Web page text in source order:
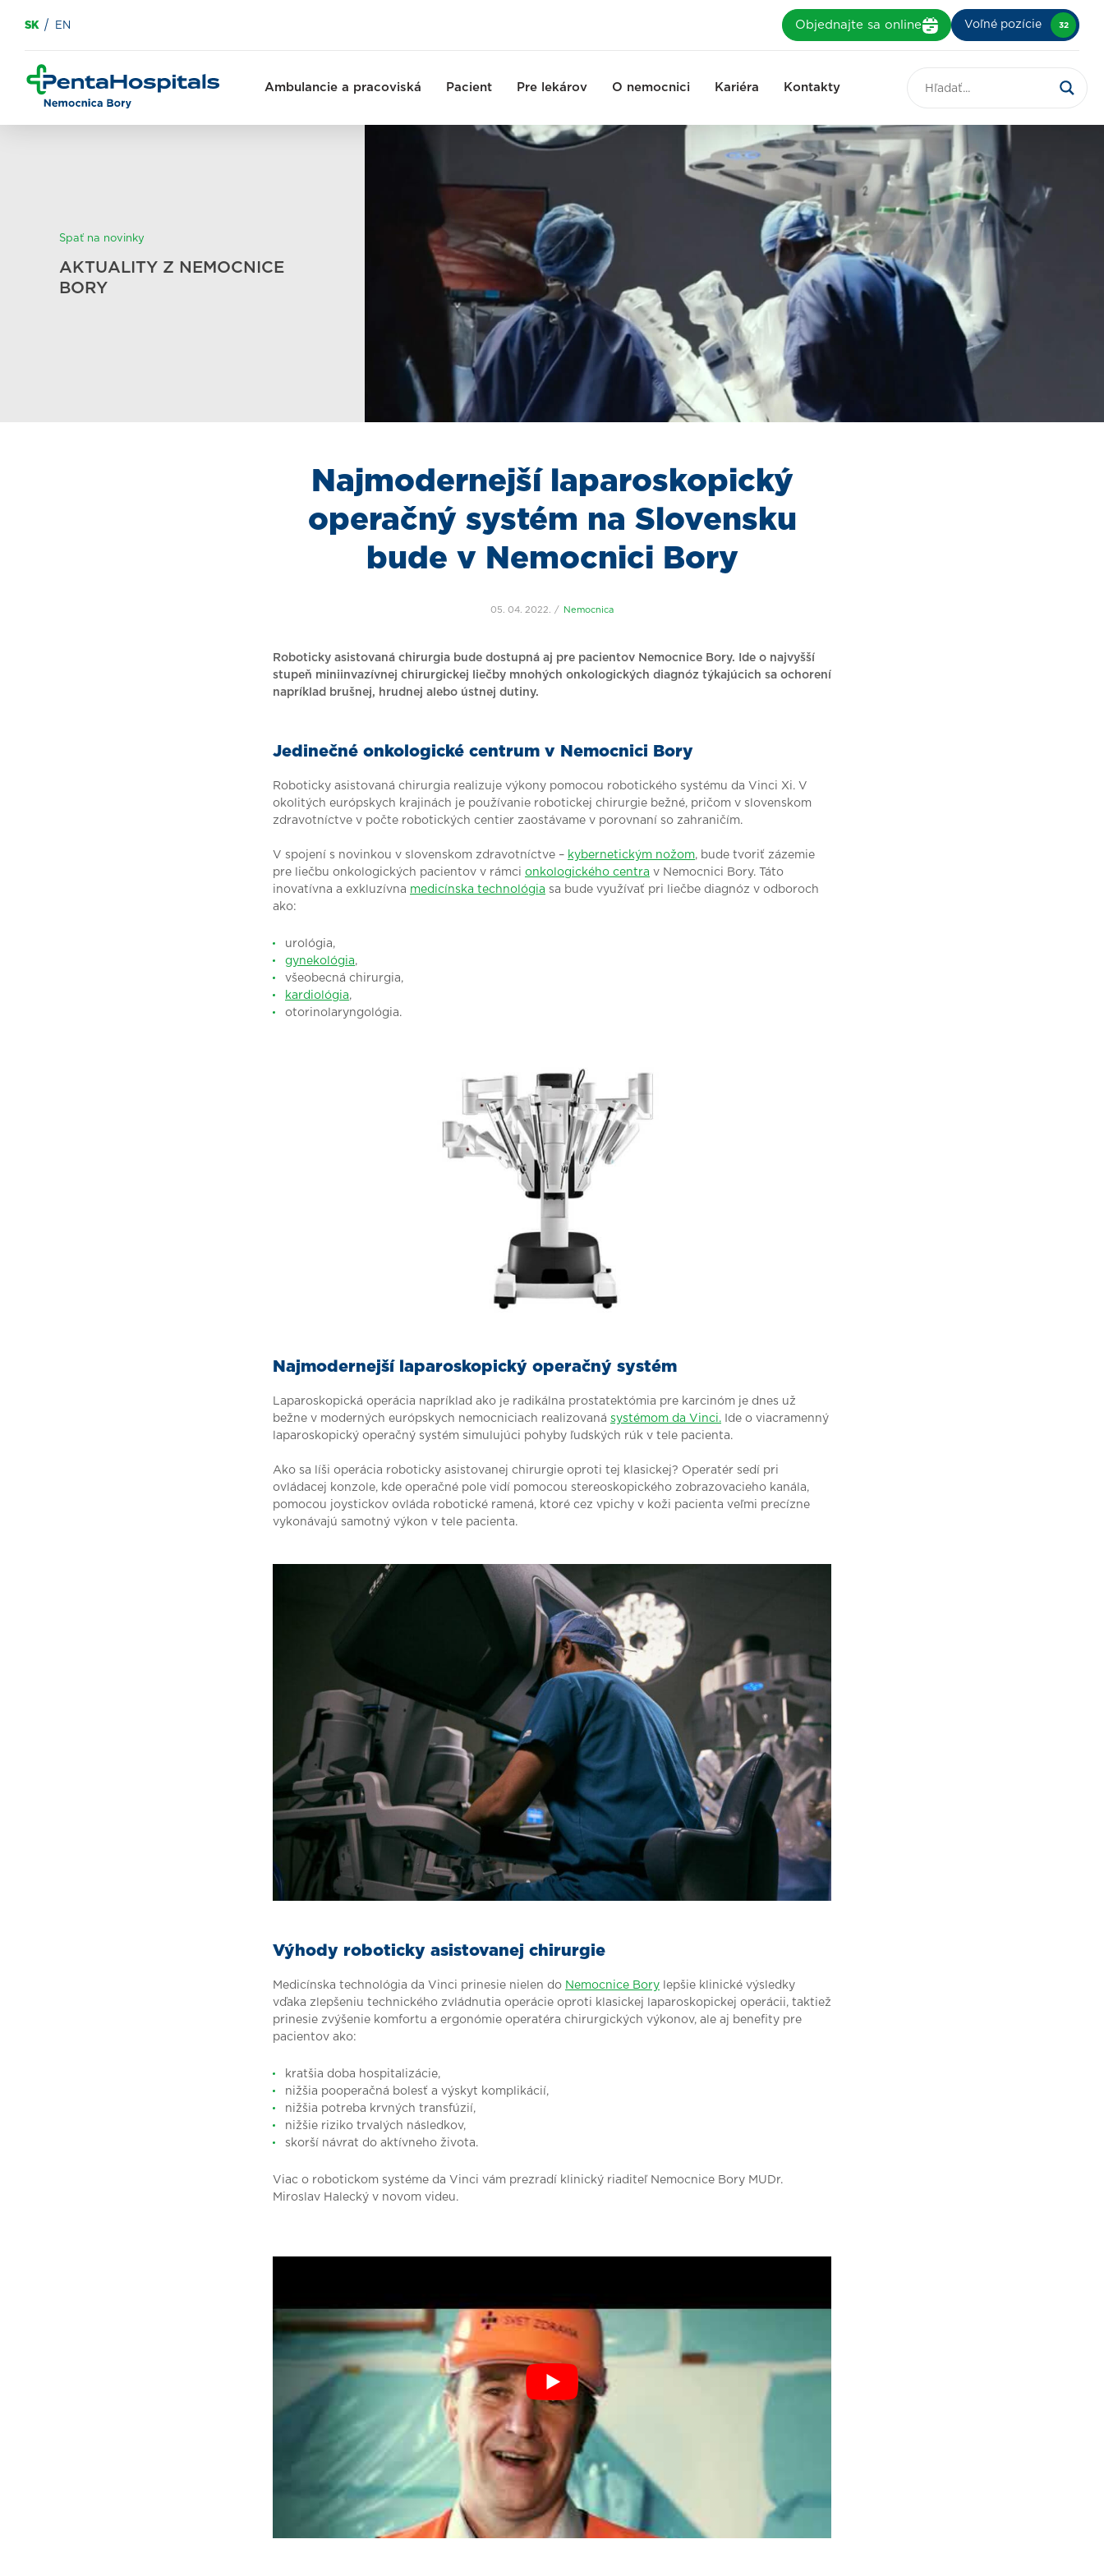
SK EN Objednajte sa online Voľné pozície 32
Ambulancie a pracoviská Pacient Pre lekárov O nemocnici Kariéra Kontakty
Spať na novinky
AKTUALITY Z NEMOCNICE
BORY
Najmodernejší laparoskopický
operačný systém na Slovensku
bude v Nemocnici Bory
05. 04. 2022. Nemocnica
Roboticky asistovaná chirurgia bude dostupná aj pre pacientov Nemocnice Bory. Ide o najvyšší
stupeň miniinvazívnej chirurgickej liečby mnohých onkologických diagnóz týkajúcich sa ochorení
napríklad brušnej, hrudnej alebo ústnej dutiny.
Jedinečné onkologické centrum v Nemocnici Bory
Roboticky asistovaná chirurgia realizuje výkony pomocou robotického systému da Vinci Xi. V
okolitých európskych krajinách je používanie robotickej chirurgie bežné, pričom v slovenskom
zdravotníctve v počte robotických centier zaostávame v porovnaní so zahraničím.
V spojení s novinkou v slovenskom zdravotníctve – kybernetickým nožom, bude tvoriť zázemie
pre liečbu onkologických pacientov v rámci onkologického centra v Nemocnici Bory. Táto
inovatívna a exkluzívna medicínska technológia sa bude využívať pri liečbe diagnóz v odboroch
ako:
urológia,
gynekológia,
všeobecná chirurgia,
kardiológia,
otorinolaryngológia.
Najmodernejší laparoskopický operačný systém
Laparoskopická operácia napríklad ako je radikálna prostatektómia pre karcinóm je dnes už
bežne v moderných európskych nemocniciach realizovaná systémom da Vinci. Ide o viacramenný
laparoskopický operačný systém simulujúci pohyby ľudských rúk v tele pacienta.
Ako sa líši operácia roboticky asistovanej chirurgie oproti tej klasickej? Operatér sedí pri
ovládacej konzole, kde operačné pole vidí pomocou stereoskopického zobrazovacieho kanála,
pomocou joystickov ovláda robotické ramená, ktoré cez vpichy v koži pacienta veľmi precízne
vykonávajú samotný výkon v tele pacienta.
Výhody roboticky asistovanej chirurgie
Medicínska technológia da Vinci prinesie nielen do Nemocnice Bory lepšie klinické výsledky
vďaka zlepšeniu technického zvládnutia operácie oproti klasickej laparoskopickej operácii, taktiež
prinesie zvýšenie komfortu a ergonómie operatéra chirurgických výkonov, ale aj benefity pre
pacientov ako:
kratšia doba hospitalizácie,
nižšia pooperačná bolesť a výskyt komplikácií,
nižšia potreba krvných transfúzií,
nižšie riziko trvalých následkov,
skorší návrat do aktívneho života.
Viac o robotickom systéme da Vinci vám prezradí klinický riaditeľ Nemocnice Bory MUDr.
Miroslav Halecký v novom videu.